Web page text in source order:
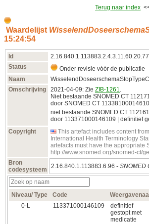
Terug naar index
Waardelijst
15:24:54
Id
Status
Onder revisie vóór de publicatie
Naam
Omschrijving
2021-04-09: Zie ZIB-1261.
Niet bestaande SNOMED CT
door SNOMED CT
niet bestaande SNOMED CT
door 113371000146109 | definitief
Copyright
This artefact includes content
International Health Terminology
artefacts must have the appropriate
http://www.snomed.org/snomed-ct/
Bron
codesysteem
2.16.840.1.113883.6.96 - SNOMED
Niveau/ Type Code
0‑L
113371000146109
definitief
gestopt met
medicatie